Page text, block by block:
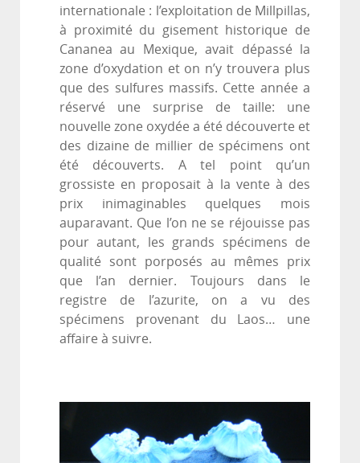
internationale : l’exploitation de Millpillas,
à proximité du gisement historique de
Cananea au Mexique, avait dépassé la
zone d’oxydation et on n’y trouvera plus
que des sulfures massifs. Cette année a
réservé une surprise de taille: une
nouvelle zone oxydée a été découverte et
des dizaine de millier de spécimens ont
été découverts. A tel point qu’un
grossiste en proposait à la vente à des
prix inimaginables quelques mois
auparavant. Que l’on ne se réjouisse pas
pour autant, les grands spécimens de
qualité sont porposés au mêmes prix
que l’an dernier. Toujours dans le
registre de l’azurite, on a vu des
spécimens provenant du Laos… une
affaire à suivre.